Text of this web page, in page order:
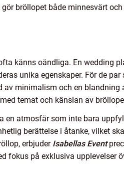
bröllopet både minnesvärt
känns oändliga. En wedding
unika egenskaper. För de par
minimalism och en blandning
temat och känslan av
en atmosfär som inte bara
berättelse i åtanke, vilket
erbjuder Isabellas Event
fokus på exklusiva upplevelser